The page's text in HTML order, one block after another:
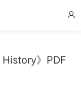
History》PDF